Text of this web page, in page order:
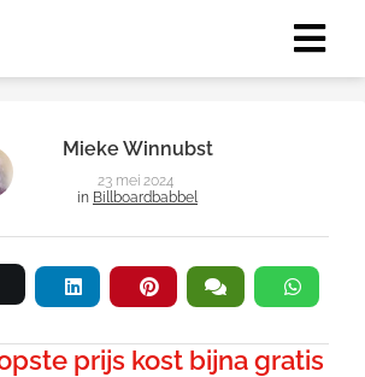
Mieke Winnubst
23 mei 2024
in Billboardbabbel
prijs kost bijna gratis